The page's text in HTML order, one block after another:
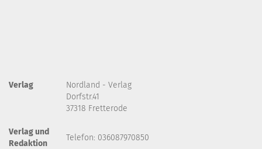
Verlag
Nordland - Verlag
Dorfstr.41
37318 Fretterode
Verlag und
Redaktion
Telefon: 036087970850